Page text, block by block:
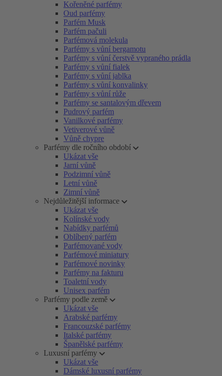
Kořeněné parfémy
Oud parfémy
Parfém Musk
Parfém pačuli
Parfémová molekula
Parfémy s vůní bergamotu
Parfémy s vůní čerstvě vypraného prádla
Parfémy s vůní fialek
Parfémy s vůní jablka
Parfémy s vůní konvalinky
Parfémy s vůní růže
Parfémy se santalovým dřevem
Pudrový parfém
Vanilkové parfémy
Vetiverové vůně
Vůně chypre
Parfémy dle ročního období
Ukázat vše
Jarní vůně
Podzimní vůně
Letní vůně
Zimní vůně
Nejdůležitější informace
Ukázat vše
Kolínské vody
Nabídky parfémů
Oblíbený parfém
Parfémované vody
Parfémové miniatury
Parfémové novinky
Parfémy na fakturu
Toaletní vody
Unisex parfém
Parfémy podle země
Ukázat vše
Arabské parfémy
Francouzské parfémy
Italské parfémy
Španělské parfémy
Luxusní parfémy
Ukázat vše
Dámské luxusní parfémy